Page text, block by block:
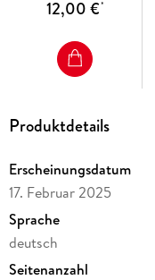
12,00 €*
Produktdetails
Erscheinungsdatum
17. Februar 2025
Sprache
deutsch
Seitenanzahl